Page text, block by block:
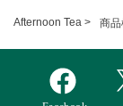
Afternoon Tea > 商